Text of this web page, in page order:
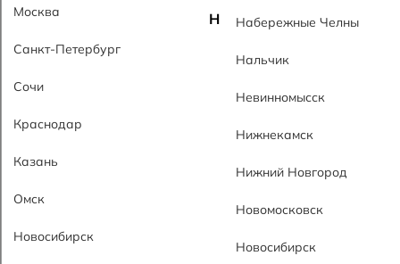
Кристиан серый PL Kristian Gray PL
Москва
Санкт-Петербург
Сочи
Краснодар
Казань
Омск
Новосибирск
Н Набережные Челны
Нальчик
Невинномысск
Нижнекамск
Нижний Новгород
Новомосковск
Новосибирск